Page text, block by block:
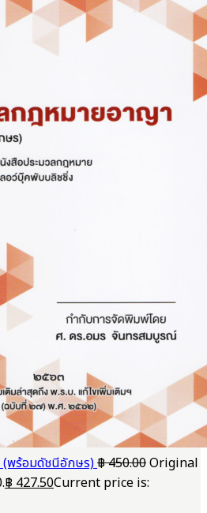
(พร้อมดัชนีอักษร)฿450.00Original
฿ 427.50Current price is: